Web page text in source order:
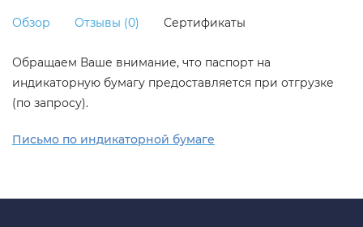
Обзор Отзывы (0) Сертификаты
Обращаем Ваше внимание, что паспорт на
индикаторную бумагу предоставляется при отгрузке
(по запросу).
Письмо по индикаторной бумаге